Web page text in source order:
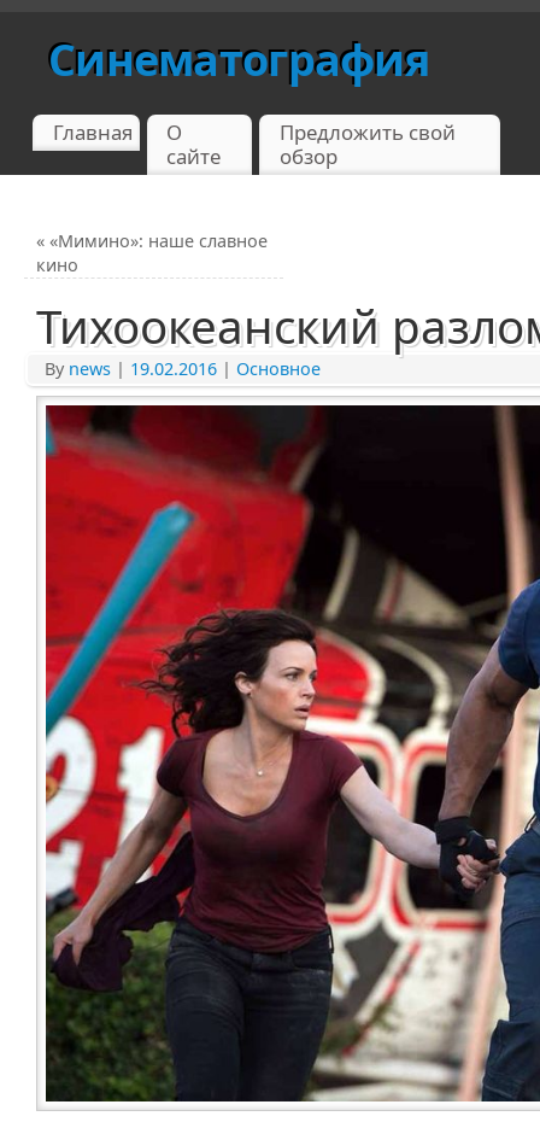
Синематография
Главная
О
сайте
Предложить свой
обзор
« «Мимино»: наше славное
кино
Тихоокеанский
By news | 19.02.2016 | Основное